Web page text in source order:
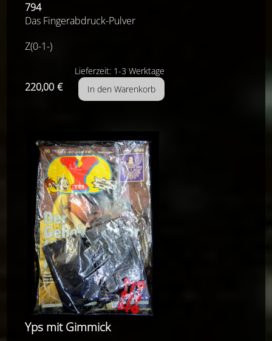
794
Das Fingerabdruck-Pulver
Z(0-1-)
Lieferzeit: 1-3 Werktage
220,00 €
Yps mit Gimmick